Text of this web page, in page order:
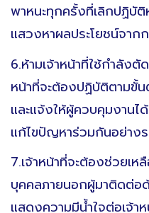
พาหนะทุกครั้งที่เลิกปฏิบัติ
แสวงหาผลประโยชน์จาก
6.ห้ามเจ้าหน้าที่ใช้กำลัง
หน้าที่จะต้องปฏิบัติตามขั้
และแจ้งให้ผู้ควบคุมงานไ
แก้ไขปัญหาร่วมกันอย่าง
7.เจ้าหน้าที่จะต้องช่วยเ
บุคคลภายนอกผู้มาติดต่อ
แสดงความมีน้ำใจต่อเจ้